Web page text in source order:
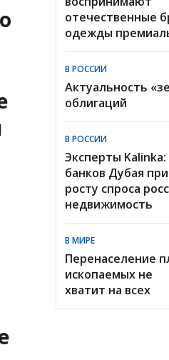
отечественные
одежды
В РОССИИ
Актуальность
облигаций
В РОССИИ
Эксперты
банков Дубая
росту спроса
недвижимость
В МИРЕ
Перенаселение
ископаемых не
хватит на всех